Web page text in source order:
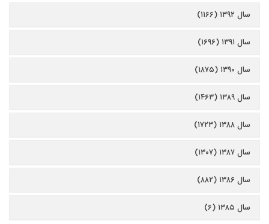
سال ۱۳۹۲ (۱۱۶۶)
سال ۱۳۹۱ (۱۶۹۶)
سال ۱۳۹۰ (۱۸۷۵)
سال ۱۳۸۹ (۱۴۶۳)
سال ۱۳۸۸ (۱۷۲۳)
سال ۱۳۸۷ (۱۳۰۷)
سال ۱۳۸۶ (۸۸۲)
سال ۱۳۸۵ (۶)